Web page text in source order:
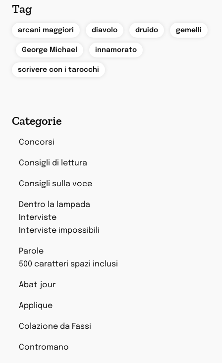
Tag
arcani maggiori diavolo druido gemelli
George Michael innamorato
scrivere con i tarocchi
Categorie
Concorsi
Consigli di lettura
Consigli sulla voce
Dentro la lampada
Interviste
Interviste impossibili
Parole
500 caratteri spazi inclusi
Abat-jour
Applique
Colazione da Fassi
Contromano